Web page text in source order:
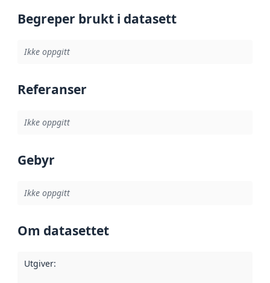
Begreper brukt i datasett
Ikke oppgitt
Referanser
Ikke oppgitt
Gebyr
Ikke oppgitt
Om datasettet
Utgiver: